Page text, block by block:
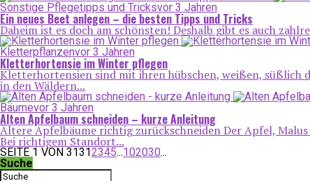
Sonstige Pflegetipps und Tricksvor 3 Jahren
Ein neues Beet anlegen – die besten Tipps und Tricks
Daheim ist es doch am schönsten! Deshalb gibt es auch
Kletterpflanzenvor 3 Jahren
Kletterhortensie im Winter pflegen
Kletterhortensien sind mit ihren hübschen, weißen, süßlich
in den Wäldern...
Bäumevor 3 Jahren
Alten Apfelbaum schneiden – kurze Anleitung
Ältere Apfelbäume richtig zurückschneiden Der Apfel,
Bei richtigem Standort...
SEITE 1 VON 31312345...102030...
Suche